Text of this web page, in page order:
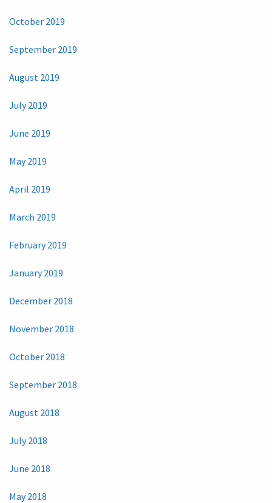
October 2019
September 2019
August 2019
July 2019
June 2019
May 2019
April 2019
March 2019
February 2019
January 2019
December 2018
November 2018
October 2018
September 2018
August 2018
July 2018
June 2018
May 2018